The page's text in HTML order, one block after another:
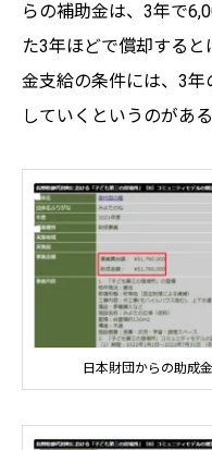
らの補助金は、3年で
た3年ほどで償却する
金支給の条件には、3
していくというのがある
日本財団からの助成